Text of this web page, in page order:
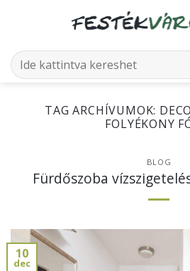
Keresés
a
TAG ARCHÍVUMOK:
FOLYÉKONY
BLOG
Fürdőszoba
10
dec